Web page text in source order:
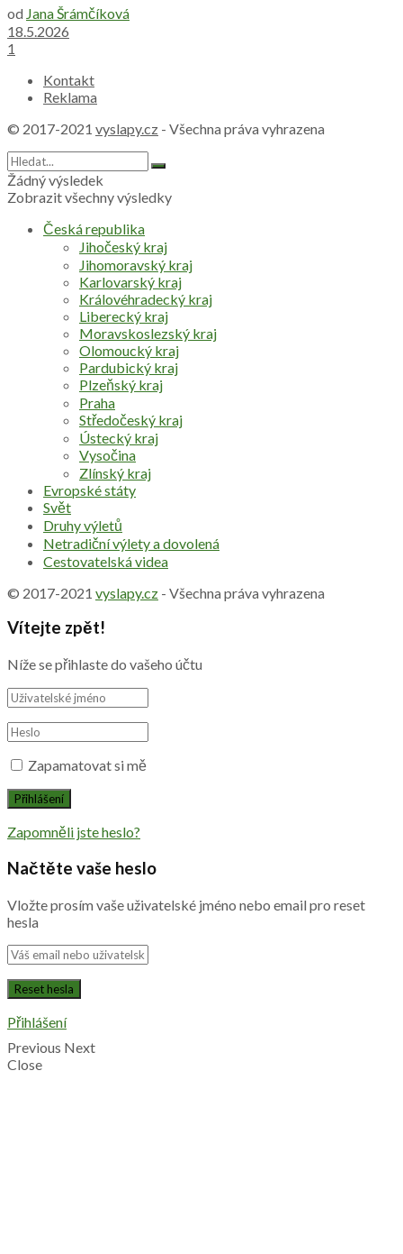
od Jana Šrámčíková
18.5.2026
1
Kontakt
Reklama
© 2017-2021 vyslapy.cz - Všechna práva vyhrazena
Žádný výsledek
Zobrazit všechny výsledky
Česká republika
Jihočeský kraj
Jihomoravský kraj
Karlovarský kraj
Královéhradecký kraj
Liberecký kraj
Moravskoslezský kraj
Olomoucký kraj
Pardubický kraj
Plzeňský kraj
Praha
Středočeský kraj
Ústecký kraj
Vysočina
Zlínský kraj
Evropské státy
Svět
Druhy výletů
Netradiční výlety a dovolená
Cestovatelská videa
© 2017-2021 vyslapy.cz - Všechna práva vyhrazena
Vítejte zpět!
Níže se přihlaste do vašeho účtu
Zapamatovat si mě
Zapomněli jste heslo?
Načtěte vaše heslo
Vložte prosím vaše uživatelské jméno nebo email pro reset
hesla
Přihlášení
Previous Next
Close